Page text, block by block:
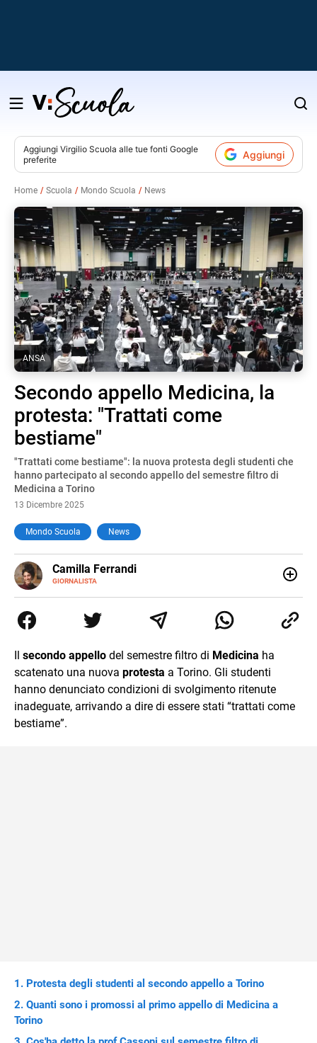
Salta
contenuto
Aggiungi Virgilio Scuola alle tue fonti Google
preferite
Aggiungi
Home Scuola Mondo Scuola News
ANSA
Secondo appello Medicina, la
protesta: "Trattati come
bestiame"
"Trattati come bestiame": la nuova protesta degli studenti che
hanno partecipato al secondo appello del semestre filtro di
Medicina a Torino
13 Dicembre 2025
Mondo Scuola News
Camilla Ferrandi
GIORNALISTA
E-
MAIL
LINKEDIN
di trasformare la passione per la scrittura in un lavoro, e
da lì non mi sono più fermata. L’attualità è il mio pane
mente.
Il secondo appello del semestre filtro di Medicina ha
scatenato una nuova protesta a Torino. Gli studenti
hanno denunciato condizioni di svolgimento ritenute
inadeguate, arrivando a dire di essere stati “trattati come
bestiame”.
Protesta degli studenti al secondo appello a Torino
Quanti sono i promossi al primo appello di Medicina a
Torino